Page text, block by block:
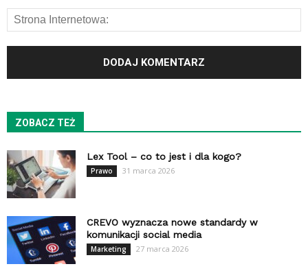
ZOBACZ TEŻ
Lex Tool – co to jest i dla kogo?
Prawo 31 marca 2026
CREVO wyznacza nowe standardy w
komunikacji social media
Marketing 27 marca 2026